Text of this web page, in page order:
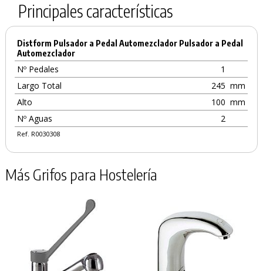
Principales características
Distform Pulsador a Pedal Automezclador Pulsador a Pedal
Automezclador
Nº Pedales
1
Largo Total
245 mm
Alto
100 mm
Nº Aguas
2
Ref. R0030308
Más Grifos para Hostelería